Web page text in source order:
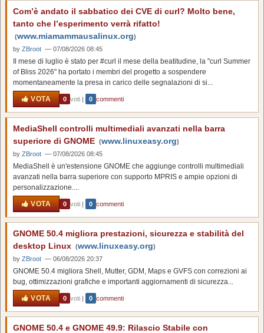
Com’è andato il sabbatico dei CVE di curl? Molto bene,
tanto che l’esperimento verrà rifatto!
(www.miamammausalinux.org)
by ZBroot — 07/08/2026 08:45
Il mese di luglio è stato per #curl il mese della beatitudine, la "curl Summer
of Bliss 2026" ha portato i membri del progetto a sospendere
momentaneamente la presa in carico delle segnalazioni di si...
VOTA
0 voti | 0 commenti
MediaShell controlli multimediali avanzati nella barra
superiore di GNOME (www.linuxeasy.org)
by ZBroot — 07/08/2026 08:45
MediaShell è un'estensione GNOME che aggiunge controlli multimediali
avanzati nella barra superiore con supporto MPRIS e ampie opzioni di
personalizzazione....
VOTA
0 voti | 0 commenti
GNOME 50.4 migliora prestazioni, sicurezza e stabilità del
desktop Linux (www.linuxeasy.org)
by ZBroot — 06/08/2026 20:37
GNOME 50.4 migliora Shell, Mutter, GDM, Maps e GVFS con correzioni ai
bug, ottimizzazioni grafiche e importanti aggiornamenti di sicurezza...
VOTA
0 voti | 0 commenti
GNOME 50.4 e GNOME 49.9: Rilascio Stabile con